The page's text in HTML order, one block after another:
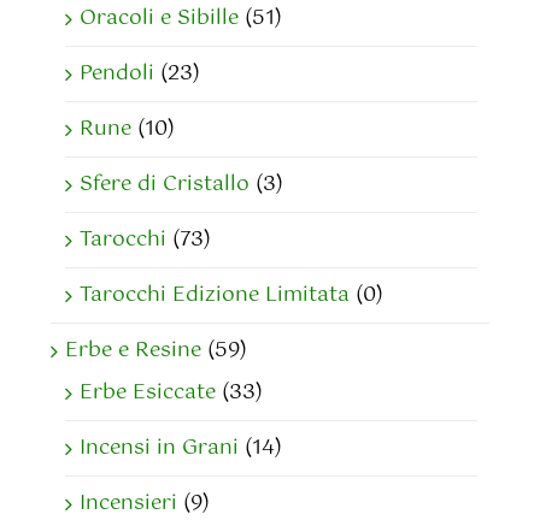
Oracoli e Sibille (51)
Pendoli (23)
Rune (10)
Sfere di Cristallo (3)
Tarocchi (73)
Tarocchi Edizione Limitata (0)
Erbe e Resine (59)
Erbe Esiccate (33)
Incensi in Grani (14)
Incensieri (9)